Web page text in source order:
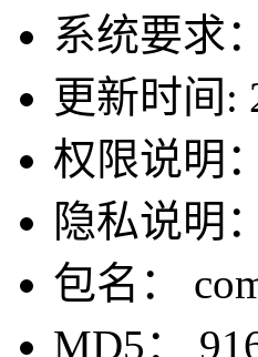
系统要求
更新时间:
权限说明：
隐私说明：
包名：
MD5：